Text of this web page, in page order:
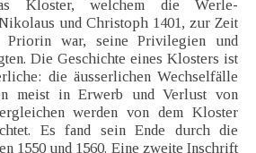
Kloster, welchem die Werle-
und Christoph 1401, zur Zeit
Priorin war, seine Privilegien und
Die Geschichte eines Klosters ist
die äusserlichen Wechselfälle
meist in Erwerb und Verlust von
werden von dem Kloster
Es fand sein Ende durch die
1550 und 1560. Eine zweite Inschrift